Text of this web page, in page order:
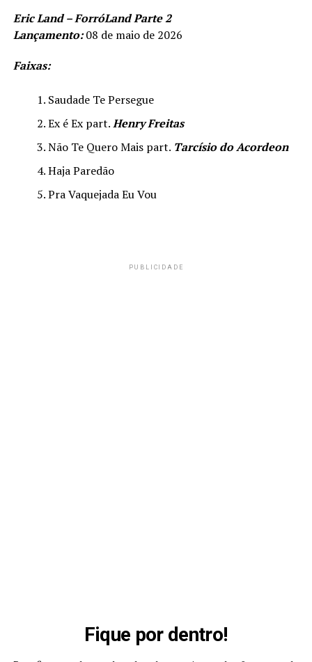
Eric Land – ForróLand Parte 2
Lançamento:08 de maio de 2026
Faixas:
Saudade Te Persegue
Ex é Ex part.Henry Freitas
Não Te Quero Mais part. Tarcísio do Acordeon
Haja Paredão
Pra Vaquejada Eu Vou
PUBLICIDADE
Fique por dentro!